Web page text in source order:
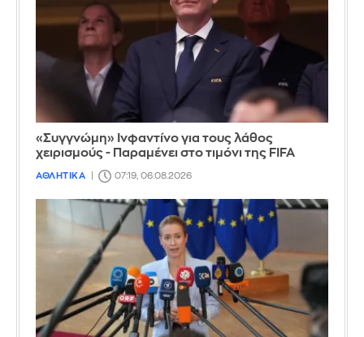
«Συγγνώμη» Ινφαντίνο για τους λάθος
χειρισμούς - Παραμένει στο τιμόνι της FIFA
ΑΘΛΗΤΙΚΑ 07:19, 06.08.2026